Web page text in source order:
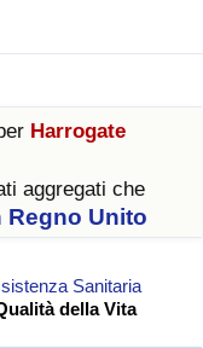
Harrogate
aggregati che
Regno Unito
Sanitaria
della Vita